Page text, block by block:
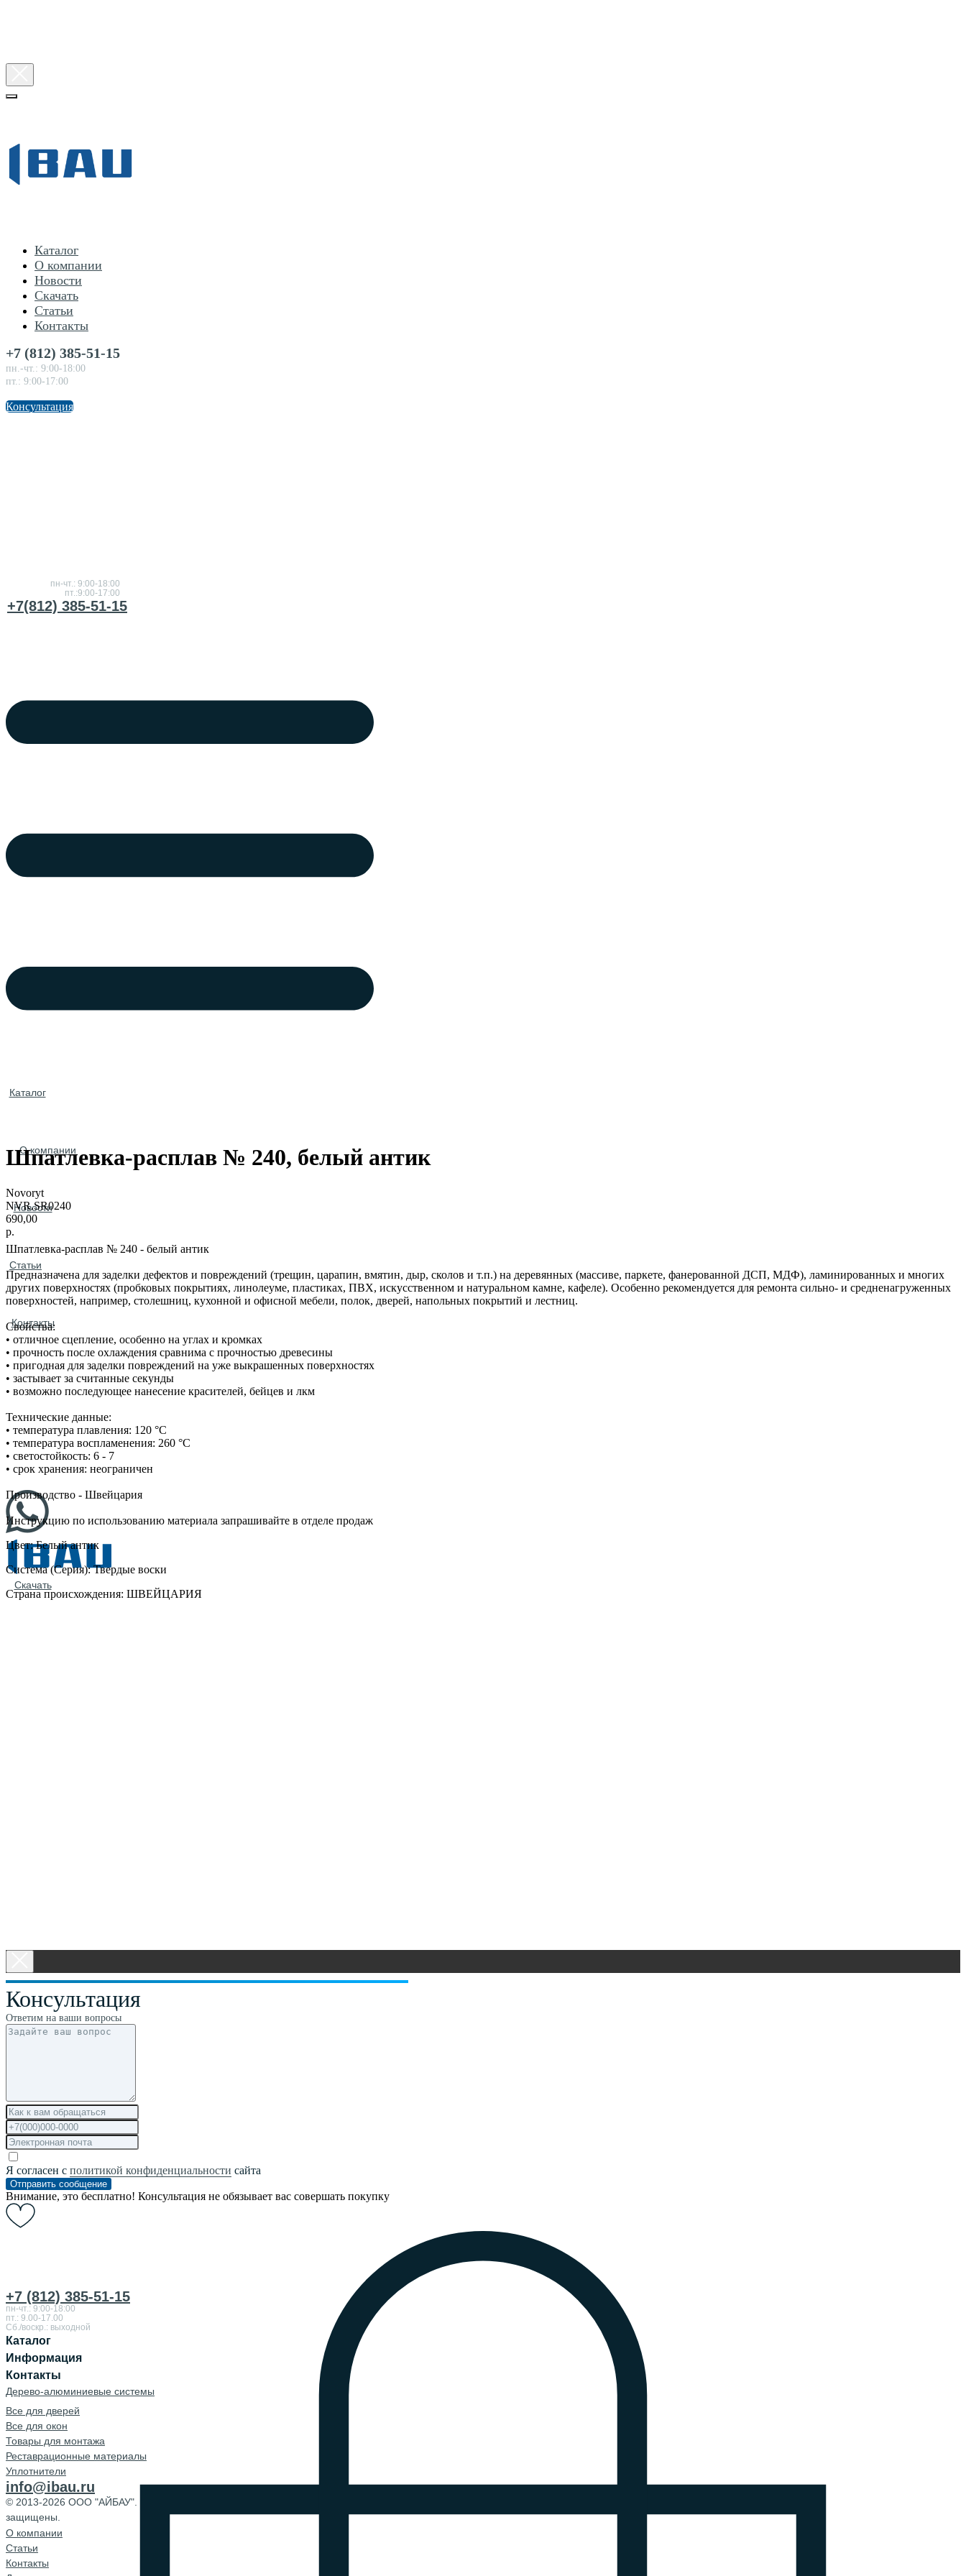
пн-чт.: 9:00-18:00
пт.:9:00-17:00
+7(812) 385-51-15
Каталог
О компании
Новости
Статьи
Контакты
Скачать
Каталог
О компании
Новости
Скачать
Статьи
Контакты
+7 (812) 385-51-15
пн.-чт.: 9:00-18:00
пт.: 9:00-17:00
Консультация
Шпатлевка-расплав № 240, белый антик
Novoryt
NVR.SR0240
690,00
р.
Шпатлевка-расплав № 240 - белый антик
Предназначена для заделки дефектов и повреждений (трещин, царапин, вмятин, дыр, сколов и т.п.) на деревянных (массиве, паркете, фанерованной ДСП, МДФ), ламинированных и многих
других поверхностях (пробковых покрытиях, линолеуме, пластиках, ПВХ, искусственном и натуральном камне, кафеле). Особенно рекомендуется для ремонта сильно‐ и средненагруженных
поверхностей, например, столешниц, кухонной и офисной мебели, полок, дверей, напольных покрытий и лестниц.
Свойства:
• отличное сцепление, особенно на углах и кромках
• прочность после охлаждения сравнима с прочностью древесины
• пригодная для заделки повреждений на уже выкрашенных поверхностях
• застывает за считанные секунды
• возможно последующее нанесение красителей, бейцев и лкм
Технические данные:
• температура плавления: 120 °С
• температура воспламенения: 260 °С
• светостойкость: 6 - 7
• срок хранения: неограничен
Производство - Швейцария
Инструкцию по использованию материала запрашивайте в отделе продаж
Цвет: Белый антик
Система (Серия): Твердые воски
Страна происхождения: ШВЕЙЦАРИЯ
+7 (812) 385-51-15
пн-чт.: 9:00-18:00
пт.: 9.00-17.00
Сб./воскр.: выходной
Каталог
Информация
Контакты
Дерево-алюминиевые системы
Все для дверей
Все для окон
Товары для монтажа
Реставрационные материалы
Уплотнители
info@ibau.ru
© 2013-2026 ООО "АЙБАУ". Все права
защищены.
О компании
Cтатьи
Контакты
Консультация
Ответим на ваши вопросы
Я согласен с политикой конфиденциальности сайта
Отправить сообщение
Внимание, это бесплатно! Консультация не обязывает вас совершать покупку